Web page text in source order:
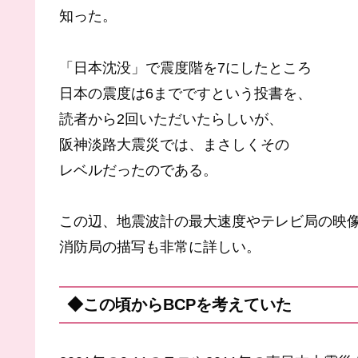
知った。
「日本沈没」で震度階を7にしたところ
日本の震度は6までですという投書を、
読者から2回いただいたらしいが、
阪神淡路大震災では、まさしくその
レベルだったのである。
この辺、地震波計の最大速度やテレビ局の映
消防局の描写も非常に詳しい。
◆この頃からBCPを考えていた